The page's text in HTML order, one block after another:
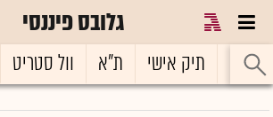
גלובס פיננסי
ראשי תיק אישי ת"א וול סטריט